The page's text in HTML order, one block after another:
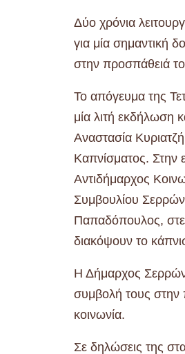
Δύο χρόνια
για μία σημαντική
στην προσπάθειά
Το απόγευμα της
μία λιτή εκδήλωση
Αναστασία
Καπνίσματος.
Αντιδήμαρχος
Συμβουλίου Σερρών
Παπαδόπουλος,
διακόψουν το
Η Δήμαρχος Σερρών
συμβολή τους στην
κοινωνία.
Σε δηλώσεις της